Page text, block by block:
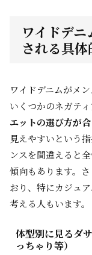
ワイドデ
される具
ワイドデニムがメ
いくつかのネガティ
エットの選び方が
見えやすいという
ンスを間違えると
傾向もあります。
おり、特にカジュ
考える人もいます。
体型別に見るダ
っちゃり等）